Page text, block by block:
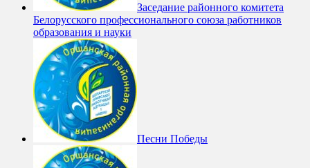
Заседание районного комитета
Белорусского профессионального союза работников
образования и науки
Песни Победы